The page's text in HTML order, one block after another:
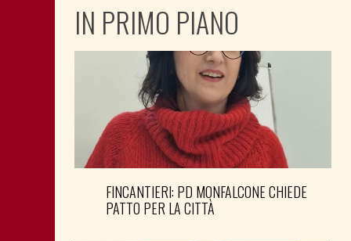
IN PRIMO PIANO
FINCANTIERI: PD MONFALCONE CHIEDE
PATTO PER LA CITTÀ